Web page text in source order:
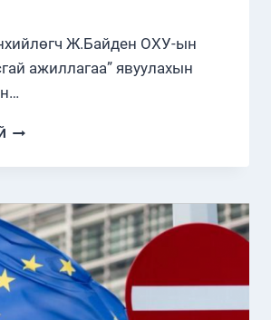
Ж.Байден ОХУ-ын
ажиллагаа” явуулахын
ОРОС,
ЗЭВСЭГТ
103
ДАХЬ
ӨДРИЙН
БАЙДАЛ